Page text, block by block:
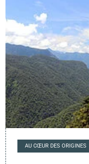
AU CŒUR DES ORIGINES